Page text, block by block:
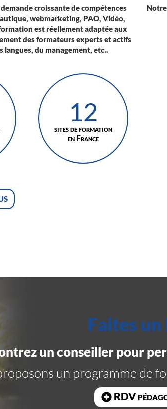
croissante de compétences
webmarketing, PAO, Vidéo,
est réellement adaptée aux
des formateurs experts et actifs
langues, du management, etc..
12
sites de formation
en France
Faites
un conseiller pour
un programme de
RDV